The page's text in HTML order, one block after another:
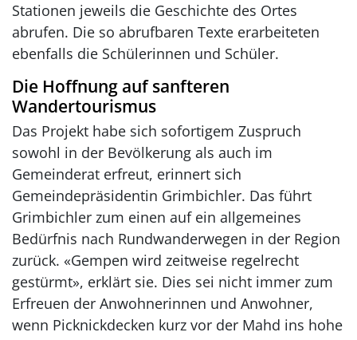
Stationen jeweils die Geschichte des Ortes
abrufen. Die so abrufbaren Texte erarbeiteten
ebenfalls die Schülerinnen und Schüler.
Die Hoffnung auf sanfteren
Wandertourismus
Das Projekt habe sich sofortigem Zuspruch
sowohl in der Bevölkerung als auch im
Gemeinderat erfreut, erinnert sich
Gemeindepräsidentin Grimbichler. Das führt
Grimbichler zum einen auf ein allgemeines
Bedürfnis nach Rundwanderwegen in der Region
zurück. «Gempen wird zeitweise regelrecht
gestürmt», erklärt sie. Dies sei nicht immer zum
Erfreuen der Anwohnerinnen und Anwohner,
wenn Picknickdecken kurz vor der Mahd ins hohe